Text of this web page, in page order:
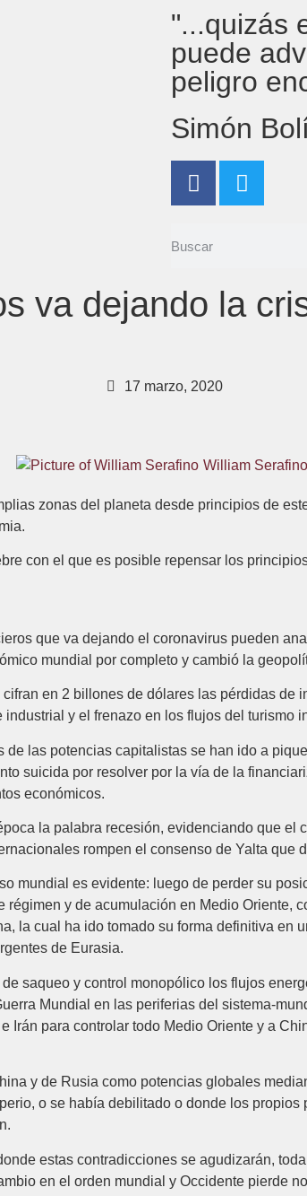
"...quizás
puede
peligro
Simón
va dejando la
17 marzo, 2020
William Serafino
zonas del planeta desde principios de
con el que es posible repensar los
que va dejando el coronavirus pueden
mundial por completo y cambió la
en 2 billones de dólares las pérdidas de
y el frenazo en los flujos del turismo
las potencias capitalistas se han ido a
suicida por resolver por la vía de la
económicos.
la palabra recesión, evidenciando que
rompen el consenso de Yalta que
mundial es evidente: luego de perder su
y de acumulación en Medio Oriente,
la cual ha ido tomado su forma definitiva en
de Eurasia.
saqueo y control monopólico los flujos
Mundial en las periferias del sistema-
Irán para controlar todo Medio Oriente y a
y de Rusia como potencias globales
o se había debilitado o donde los
estas contradicciones se agudizarán,
en el orden mundial y Occidente pierde